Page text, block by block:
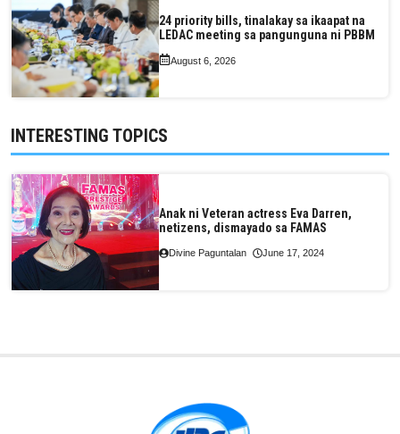
24 priority bills, tinalakay sa ikaapat na
LEDAC meeting sa pangunguna ni PBBM
August 6, 2026
INTERESTING TOPICS
Anak ni Veteran actress Eva Darren,
netizens, dismayado sa FAMAS
Divine Paguntalan June 17, 2024